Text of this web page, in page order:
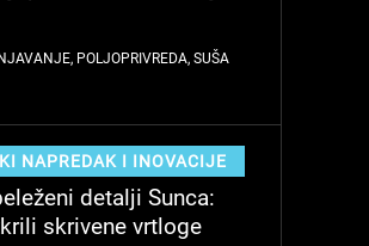
, POLJOPRIVREDA,SUŠA
NAPREDAK I INOVACIJE
detalji Sunca:
skrivene vrtloge